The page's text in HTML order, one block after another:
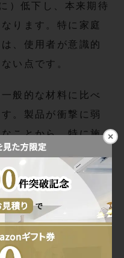
低下し、本来期待
ります。特に家庭
、使用者が意識的
い点です。
般的な材料に比べ
。製品が衝撃に弱
ことから、特に施
められます。こう
や取り扱いの仕方
ため、購入を検討
ることが重要で
×